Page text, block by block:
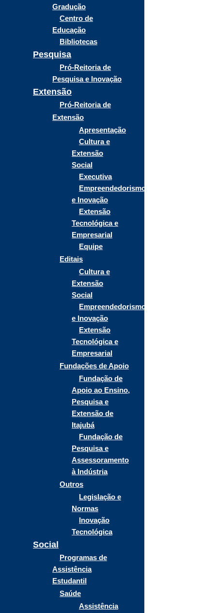
Gradução
Centro de
Educação
Bibliotecas
Pesquisa
Pró-Reitoria de
Pesquisa e Inovação
Extensão
Pró-Reitoria de
Extensão
Apresentação
Cultura e
Extensão
Social
Executiva
Empreendedorismo
e Inovação
Extensão
Tecnológica e
Empresarial
Equipe
Editais
Cultura e
Extensão
Social
Empreendedorismo
e Inovação
Extensão
Tecnológica e
Empresarial
Fundações de Apoio
Fundação de
Apoio ao Ensino,
Pesquisa e
Extensão de
Itajubá
Fundação de
Pesquisa e
Assessoramento
à Indústria
Outros
Legislação e
Normas
Inovação
Tecnológica
Social
Programas de
Assistência
Estudantil
Saúde
Assistência